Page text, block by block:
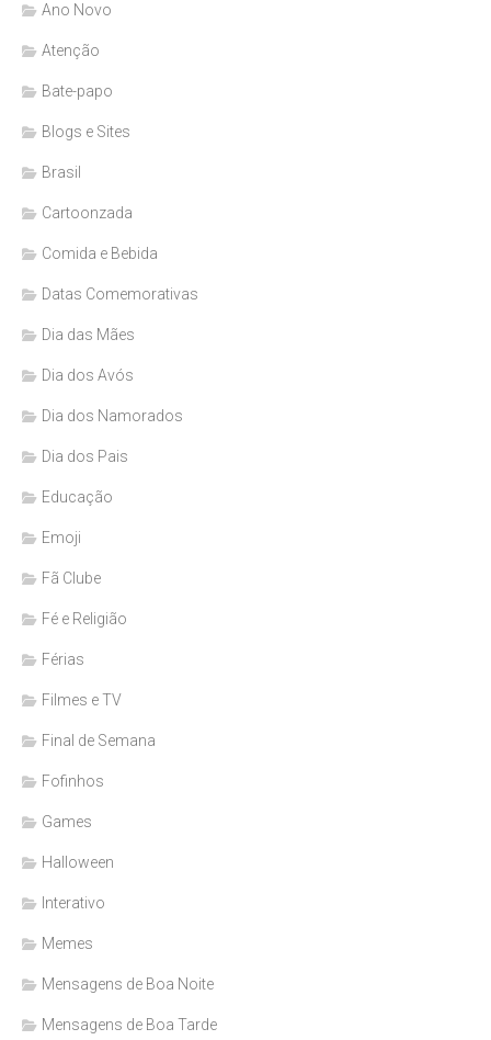
Ano Novo
Atenção
Bate-papo
Blogs e Sites
Brasil
Cartoonzada
Comida e Bebida
Datas Comemorativas
Dia das Mães
Dia dos Avós
Dia dos Namorados
Dia dos Pais
Educação
Emoji
Fã Clube
Fé e Religião
Férias
Filmes e TV
Final de Semana
Fofinhos
Games
Halloween
Interativo
Memes
Mensagens de Boa Noite
Mensagens de Boa Tarde